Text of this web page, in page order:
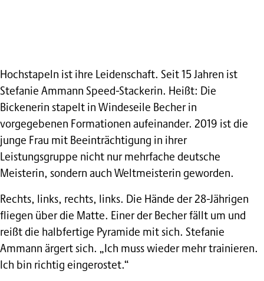
Hochstapeln ist ihre Leidenschaft. Seit 15 Jahren ist
Stefanie Ammann Speed-Stackerin. Heißt: Die
Bickenerin stapelt in Windeseile Becher in
vorgegebenen Formationen aufeinander. 2019 ist die
junge Frau mit Beeinträchtigung in ihrer
Leistungsgruppe nicht nur mehrfache deutsche
Meisterin, sondern auch Weltmeisterin geworden.
Rechts, links, rechts, links. Die Hände der 28-Jährigen
fliegen über die Matte. Einer der Becher fällt um und
reißt die halbfertige Pyramide mit sich. Stefanie
Ammann ärgert sich. „Ich muss wieder mehr trainieren.
Ich bin richtig eingerostet.“